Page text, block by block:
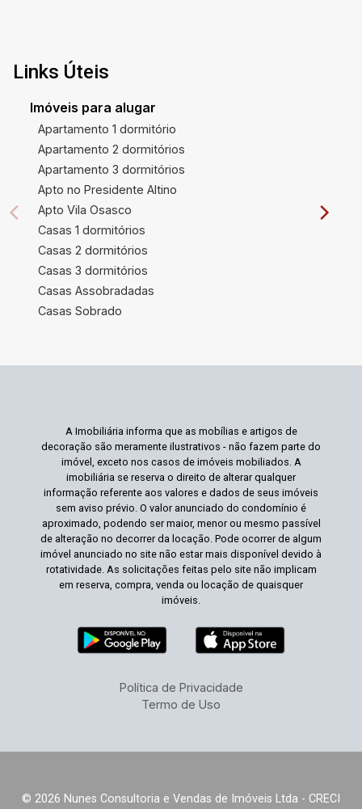
Links Úteis
Imóveis para alugar
Apartamento 1 dormitório
Apartamento 2 dormitórios
Apartamento 3 dormitórios
Apto no Presidente Altino
Apto Vila Osasco
Casas 1 dormitórios
Casas 2 dormitórios
Casas 3 dormitórios
Casas Assobradadas
Casas Sobrado
A Imobiliária informa que as mobílias e artigos de
decoração são meramente ilustrativos - não fazem parte do
imóvel, exceto nos casos de imóveis mobiliados. A
imobiliária se reserva o direito de alterar qualquer
informação referente aos valores e dados de seus imóveis
sem aviso prévio. O valor anunciado do condomínio é
aproximado, podendo ser maior, menor ou mesmo passível
de alteração no decorrer da locação. Pode ocorrer de algum
imóvel anunciado no site não estar mais disponível devido à
rotatividade. As solicitações feitas pelo site não implicam
em reserva, compra, venda ou locação de quaisquer
imóveis.
Política de Privacidade
Termo de Uso
© 2026 Nunes Consultoria e Vendas de Imóveis Ltda - CRECI